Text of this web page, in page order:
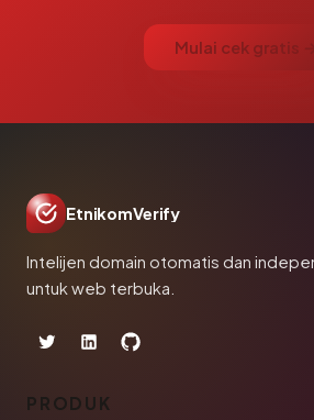
Mulai cek gratis →
EtnikomVerify
Intelijen domain otomatis dan
untuk web terbuka.
PRODUK